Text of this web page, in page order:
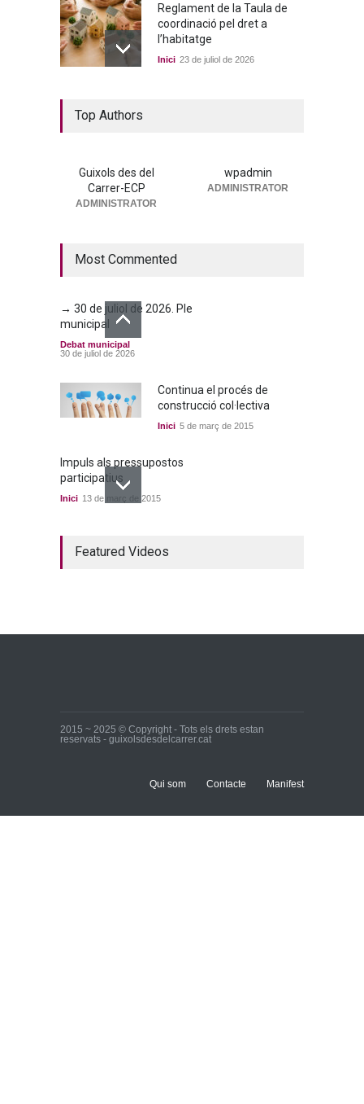
Reglament de la Taula de
coordinació pel dret a
l’habitatge
Inici 23 de juliol de 2026
→ 25 de juny de 2026. Ple
Top Authors
Guixols des del
Carrer-ECP
ADMINISTRATOR
wpadmin
ADMINISTRATOR
Most Commented
→ 30 de juliol de 2026. Ple
municipal
Debat municipal
30 de juliol de 2026
Continua el procés de
construcció col·lectiva
Inici 5 de març de 2015
Impuls als pressupostos
participatius
Inici 13 de març de 2015
bandes
Featured Videos
2015 ~ 2025 © Copyright - Tots els drets estan
reservats - guixolsdesdelcarrer.cat
Qui som Contacte Manifest